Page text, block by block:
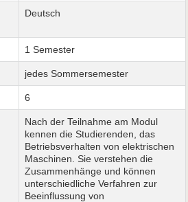
Deutsch
1 Semester
jedes Sommersemester
6
Nach der Teilnahme am Modul
kennen die Studierenden, das
Betriebsverhalten von elektrischen
Maschinen. Sie verstehen die
Zusammenhänge und können
unterschiedliche Verfahren zur
Beeinflussung von